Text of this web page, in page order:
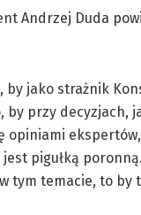
Andrzej Duda
by jako strażnik
by przy decyzjach,
opiniami
pigułką
tym temacie, to by